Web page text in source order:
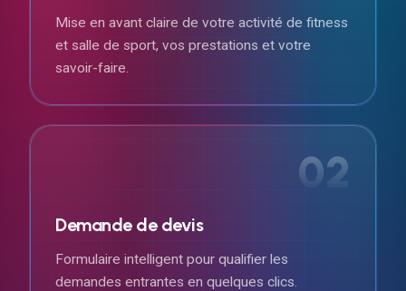
Mise en avant claire de votre activité de fitness
et salle de sport, vos prestations et votre
savoir-faire.
02
Demande de devis
Formulaire intelligent pour qualifier les
demandes entrantes en quelques clics.